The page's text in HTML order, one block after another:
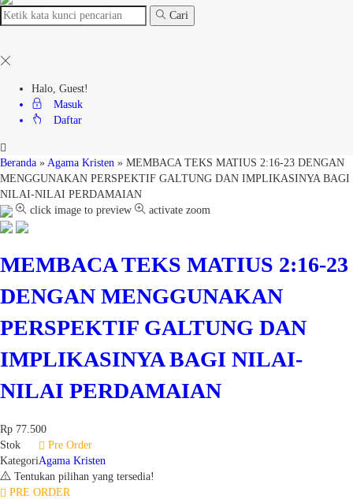
Cari
Halo, Guest!
Masuk
Daftar
Beranda » Agama Kristen » MEMBACA TEKS MATIUS 2:16-23 DENGAN
MENGGUNAKAN PERSPEKTIF GALTUNG DAN IMPLIKASINYA BAGI
NILAI-NILAI PERDAMAIAN
click image to preview
activate zoom
MEMBACA TEKS MATIUS 2:16-23
DENGAN MENGGUNAKAN
PERSPEKTIF GALTUNG DAN
IMPLIKASINYA BAGI NILAI-
NILAI PERDAMAIAN
Rp 77.500
Stok
Pre Order
KategoriAgama Kristen
Tentukan pilihan yang tersedia!
PRE ORDER